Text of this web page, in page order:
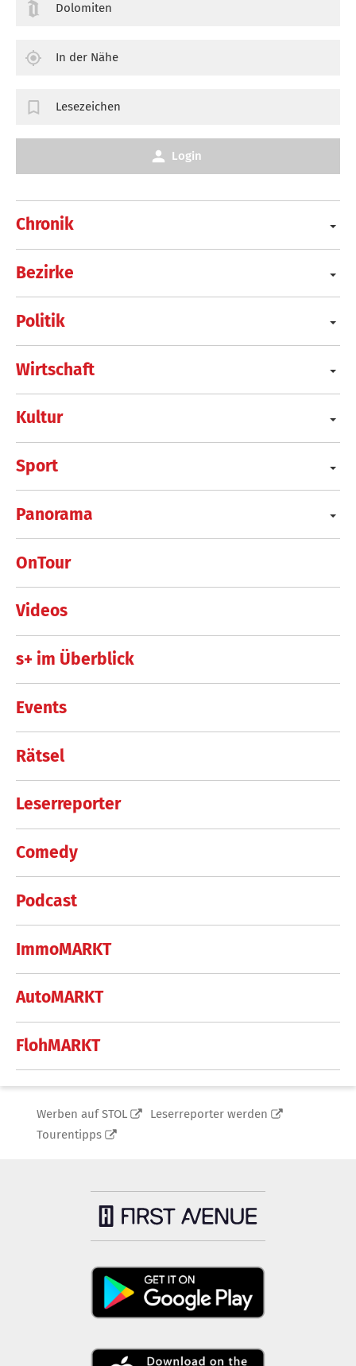
Chronik
Bezirke
Politik
Wirtschaft
Kultur
Sport
Panorama
OnTour
Videos
s+ im Überblick
Events
Rätsel
Leserreporter
Comedy
Podcast
ImmoMARKT
AutoMARKT
FlohMARKT
Dolomiten
In der Nähe
Lesezeichen
Login
Werben auf STOL
Leserreporter werden
Tourentipps